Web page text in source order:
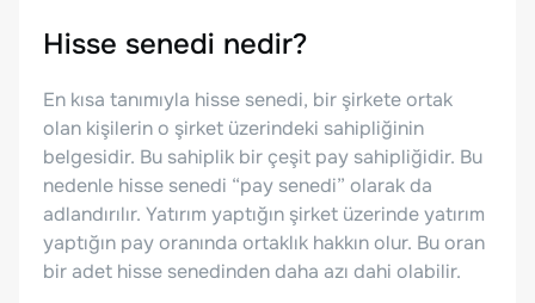
Hisse senedi nedir?
En kısa tanımıyla hisse senedi, bir şirkete ortak
olan kişilerin o şirket üzerindeki sahipliğinin
belgesidir. Bu sahiplik bir çeşit pay sahipliğidir. Bu
nedenle hisse senedi “pay senedi” olarak da
adlandırılır. Yatırım yaptığın şirket üzerinde yatırım
yaptığın pay oranında ortaklık hakkın olur. Bu oran
bir adet hisse senedinden daha azı dahi olabilir.